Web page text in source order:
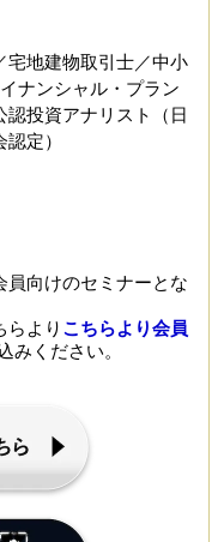
宅地建物取引士／中小
ナンシャル・プラン
認投資アナリスト（日
定）
員向けのセミナーとな
らより こちらより会員
みください。